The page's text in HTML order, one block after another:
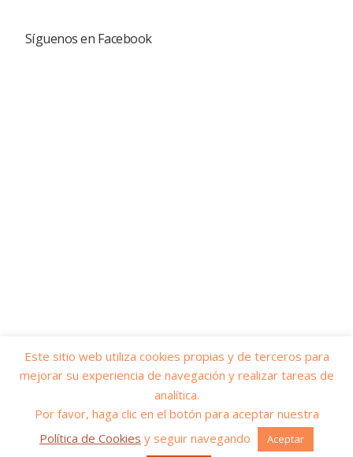
Síguenos en Facebook
Yo soy servicios públicos– Todos los derechos reservados
Funciona conWP – Diseñado con elTema Customizr
Este sitio web utiliza cookies propias y de terceros para
mejorar su experiencia de navegación y realizar tareas de
analítica.
Por favor, haga clic en el botón para aceptar nuestra
Política de Cookies y seguir navegando Aceptar